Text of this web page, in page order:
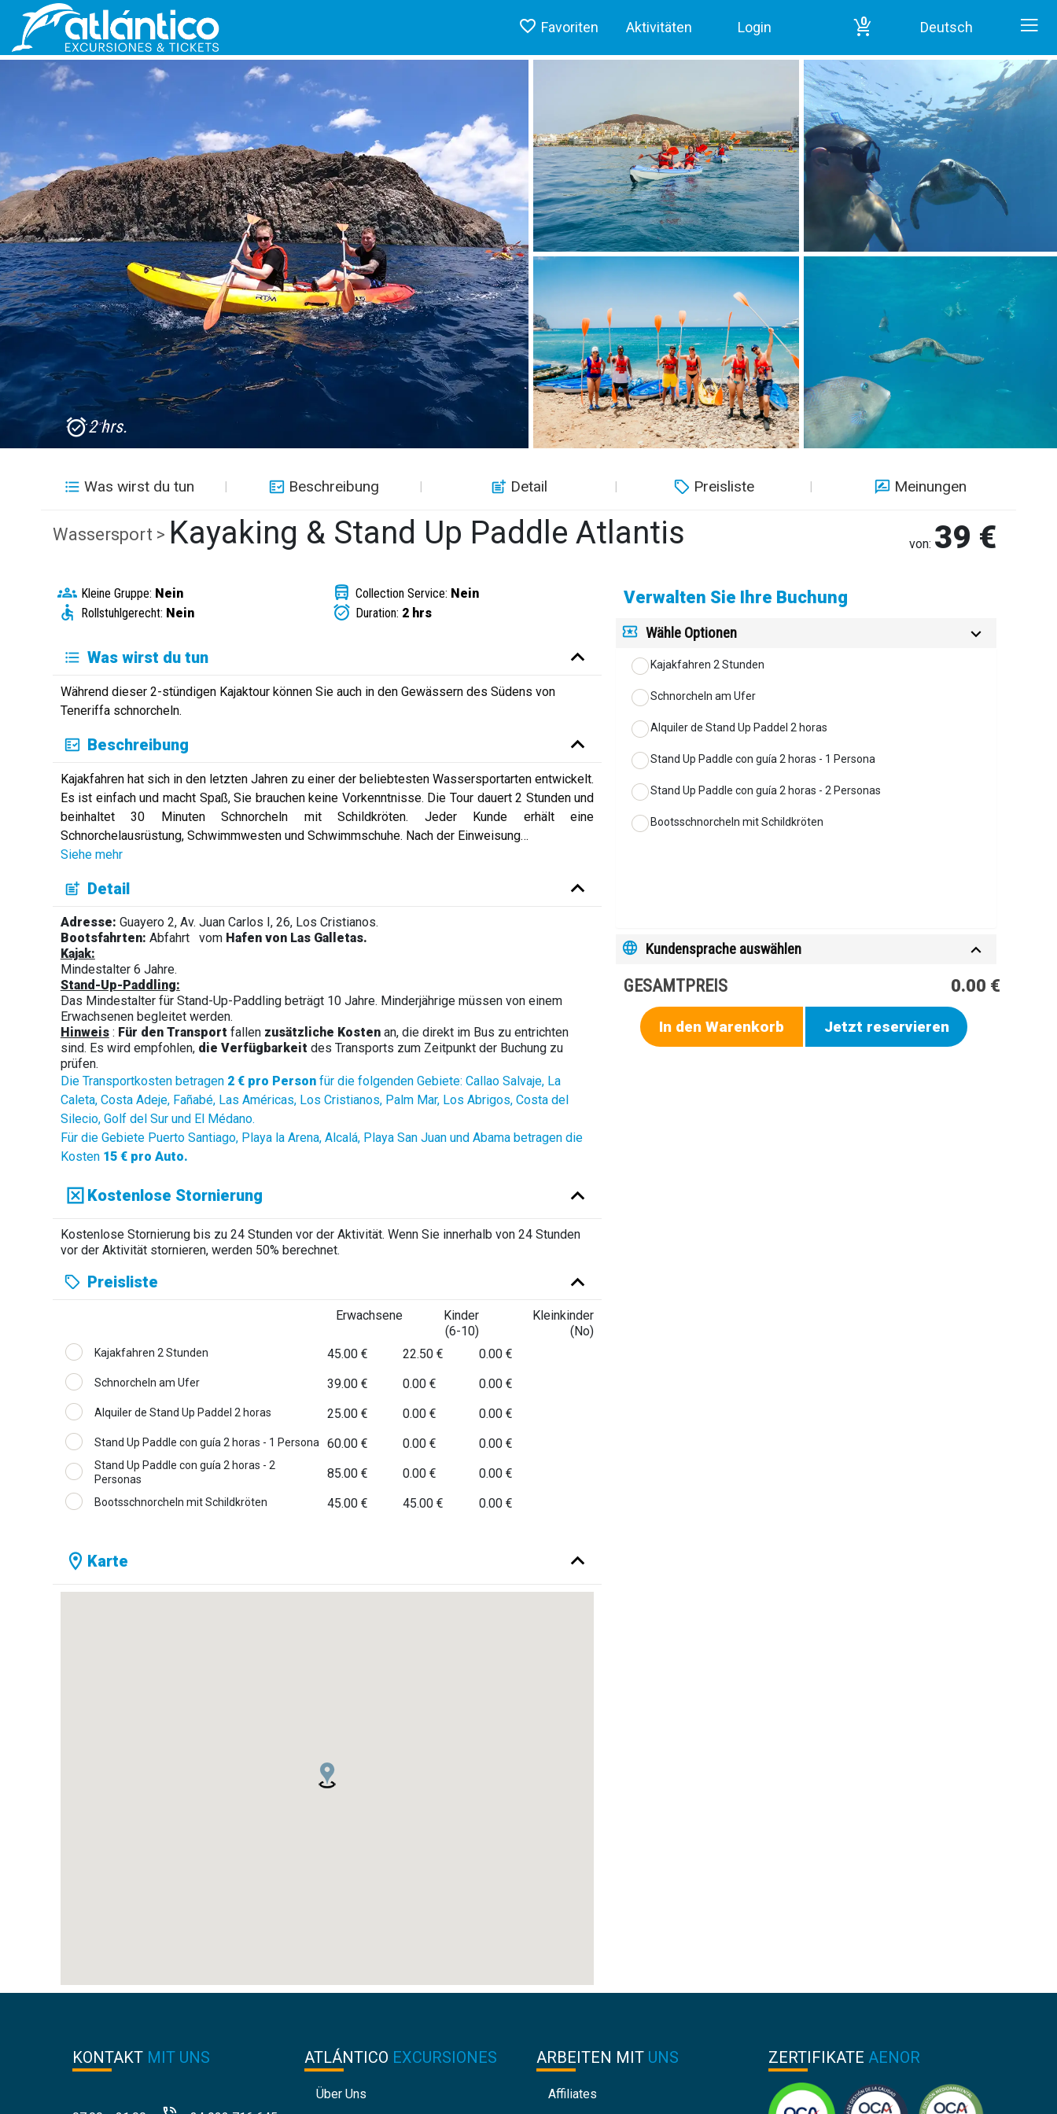
Favoriten Aktivitäten Login 0 Deutsch
2 hrs.
Was wirst du tun Beschreibung Detail Preisliste Meinungen
Wassersport > Kayaking & Stand Up Paddle Atlantis von: 39 €
Kleine Gruppe: Nein Collection Service: Nein
Rollstuhlgerecht: Nein Duration: 2 hrs
Was wirst du tun
Während dieser 2-stündigen Kajaktour können Sie auch in den Gewässern des Südens von
Teneriffa schnorcheln.
Beschreibung
Kajakfahren hat sich in den letzten Jahren zu einer der beliebtesten Wassersportarten entwickelt.
Es ist einfach und macht Spaß, Sie brauchen keine Vorkenntnisse. Die Tour dauert 2 Stunden und
beinhaltet 30 Minuten Schnorcheln mit Schildkröten. Jeder Kunde erhält eine
Schnorchelausrüstung, Schwimmwesten und Schwimmschuhe. Nach der Einweisung…
Siehe mehr
Detail
Adresse: Guayero 2, Av. Juan Carlos I, 26, Los Cristianos.
Bootsfahrten: Abfahrt vom Hafen von Las Galletas.
Kajak:
Mindestalter 6 Jahre.
Stand-Up-Paddling:
Das Mindestalter für Stand-Up-Paddling beträgt 10 Jahre. Minderjährige müssen von einem
Erwachsenen begleitet werden.
Hinweis: Für den Transport fallen zusätzliche Kostenan, die direkt im Bus zu entrichten
sind. Es wird empfohlen, die Verfügbarkeit des Transports zum Zeitpunkt der Buchung zu
prüfen.
Die Transportkosten betragen 2 € pro Personfür die folgenden Gebiete: Callao Salvaje, La
Caleta, Costa Adeje, Fañabé, Las Américas, Los Cristianos, Palm Mar, Los Abrigos, Costa del
Silecio, Golf del Sur und El Médano.
Für die Gebiete Puerto Santiago, Playa la Arena, Alcalá, Playa San Juan und Abama betragen die
Kosten 15 € pro Auto.
Kostenlose Stornierung
Kostenlose Stornierung bis zu 24 Stunden vor der Aktivität. Wenn Sie innerhalb von 24 Stunden
vor der Aktivität stornieren, werden 50% berechnet.
Preisliste
Erwachsene
Kinder
(6-10)
Kleinkinder
(No)
Kajakfahren 2 Stunden 45.00 € 22.50 € 0.00 €
Schnorcheln am Ufer 39.00 € 0.00 € 0.00 €
Alquiler de Stand Up Paddel 2 horas 25.00 € 0.00 € 0.00 €
Stand Up Paddle con guía 2 horas - 1 Persona 60.00 € 0.00 € 0.00 €
Stand Up Paddle con guía 2 horas - 2
Personas
85.00 € 0.00 € 0.00 €
Bootsschnorcheln mit Schildkröten 45.00 € 45.00 € 0.00 €
Karte
Verwalten Sie Ihre Buchung
Wähle Optionen
Kajakfahren 2 Stunden
Schnorcheln am Ufer
Alquiler de Stand Up Paddel 2 horas
Stand Up Paddle con guía 2 horas - 1 Persona
Stand Up Paddle con guía 2 horas - 2 Personas
Bootsschnorcheln mit Schildkröten
Kundensprache auswählen
GESAMTPREIS 0.00 €
In den Warenkorb Jetzt reservieren
KONTAKT MIT UNS ATLÁNTICO EXCURSIONES
Über Uns
ARBEITEN MIT UNS
Affiliates
ZERTIFIKATE AENOR